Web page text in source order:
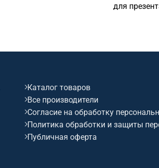
для
Каталог товаров
Все производители
Согласие на обработку
Политика обработки и защиты
Публичная оферта